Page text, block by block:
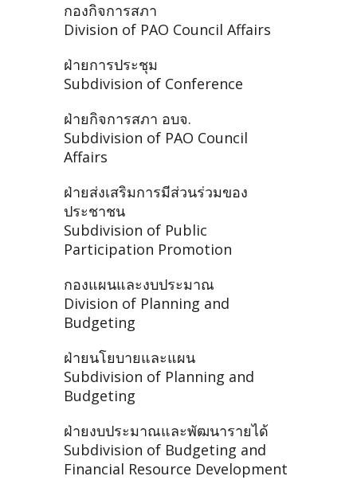
กองกิจการสภา
Division of PAO Council Affairs
ฝ่ายการประชุม
Subdivision of Conference
ฝ่ายกิจการสภา อบจ.
Subdivision of PAO Council
Affairs
ฝ่ายส่งเสริมการมีส่วนร่วมของ
ประชาชน
Subdivision of Public
Participation Promotion
กองแผนและงบประมาณ
Division of Planning and
Budgeting
ฝ่ายนโยบายและแผน
Subdivision of Planning and
Budgeting
ฝ่ายงบประมาณและพัฒนารายได้
Subdivision of Budgeting and
Financial Resource Development